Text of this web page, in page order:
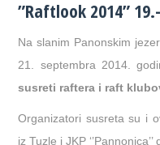
”Raftlook 2014”
Na slanim Panonskim
21. septembra 2014.
susreti raftera i raft
Organizatori susreta su i
izTuzle i JKP ‘’Pannonica’’